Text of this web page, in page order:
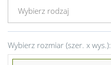
Wybierz rozmiar (szer. x wys.):